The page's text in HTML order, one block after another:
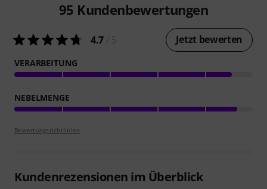
95 Kundenbewertungen
4.7 Jetzt bewerten
VERARBEITUNG
NEBELMENGE
Bewertungsrichtlinien
Kundenrezensionen im Überblick